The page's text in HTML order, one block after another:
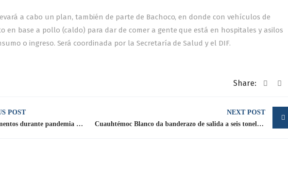
a cabo un plan, también de parte de Bachoco, en donde con vehículos de
en base a pollo (caldo) para dar de comer a gente que está en hospitales y asilos
o ingreso. Será coordinada por la Secretaría de Salud y el DIF.
Share:
POST
México asegura abasto de alimentos durante pandemia y registra excedentes
NEXT POST
Cuauhtémoc Blanco da banderazo de salida a seis toneladas de pollo